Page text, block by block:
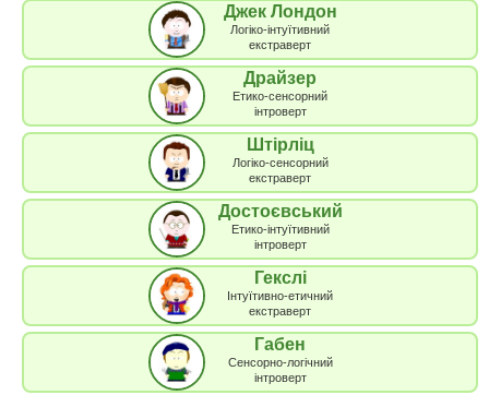
Джек Лондон
Логіко-інтуїтивний
екстраверт
Драйзер
Етико-сенсорний
інтроверт
Штірліц
Логіко-сенсорний
екстраверт
Достоєвський
Етико-інтуїтивний
інтроверт
Гекслі
Інтуїтивно-етичний
екстраверт
Габен
Сенсорно-логічний
інтроверт